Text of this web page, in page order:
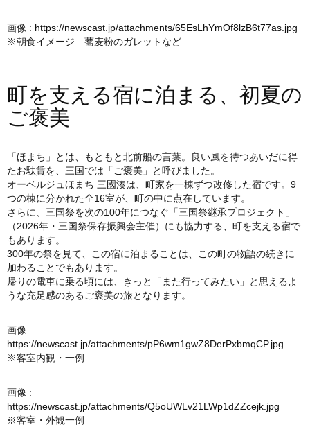
画像 : https://newscast.jp/attachments/65EsLhYmOf8lzB6t77as.jpg
※朝食イメージ 蕎麦粉のガレットなど
町を支える宿に泊まる、初夏の
ご褒美
「ほまち」とは、もともと北前船の言葉。良い風を待つあいだに得
たお駄賃を、三国では「ご褒美」と呼びました。
オーベルジュほまち 三國湊は、町家を一棟ずつ改修した宿です。9
つの棟に分かれた全16室が、町の中に点在しています。
さらに、三国祭を次の100年につなぐ「三国祭継承プロジェクト」
（2026年・三国祭保存振興会主催）にも協力する、町を支える宿で
もあります。
300年の祭を見て、この宿に泊まることは、この町の物語の続きに
加わることでもあります。
帰りの電車に乗る頃には、きっと「また行ってみたい」と思えるよ
うな充足感のあるご褒美の旅となります。
画像 :
https://newscast.jp/attachments/pP6wm1gwZ8DerPxbmqCP.jpg
※客室内観・一例
画像 :
https://newscast.jp/attachments/Q5oUWLv21LWp1dZZcejk.jpg
※客室・外観一例